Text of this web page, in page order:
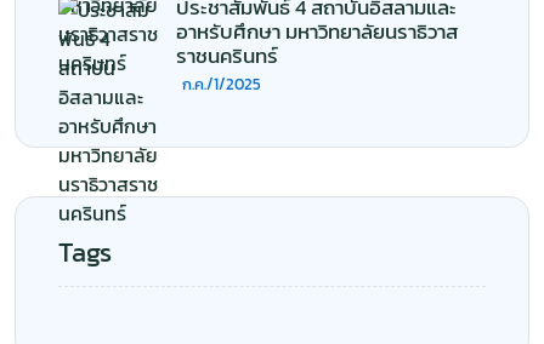
ประชาสัมพันธ์ 4 สถาบันอิสลามและ
อาหรับศึกษา มหาวิทยาลัยนราธิวาส
ราชนครินทร์
ก.ค./1/2025
Tags